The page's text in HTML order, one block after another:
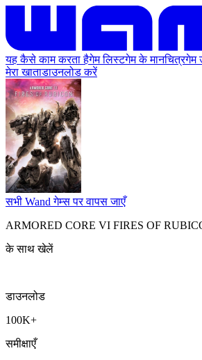
यह कैसे काम करता हैगेम लिस्टगेम के मानचित्रगेम
मेरा खाताडाउनलोड करें
सभी Wand गेम्स पर वापस जाएँ
ARMORED CORE VI FIRES OF
के साथ खेलें
डाउनलोड
100K+
समीक्षाएँ